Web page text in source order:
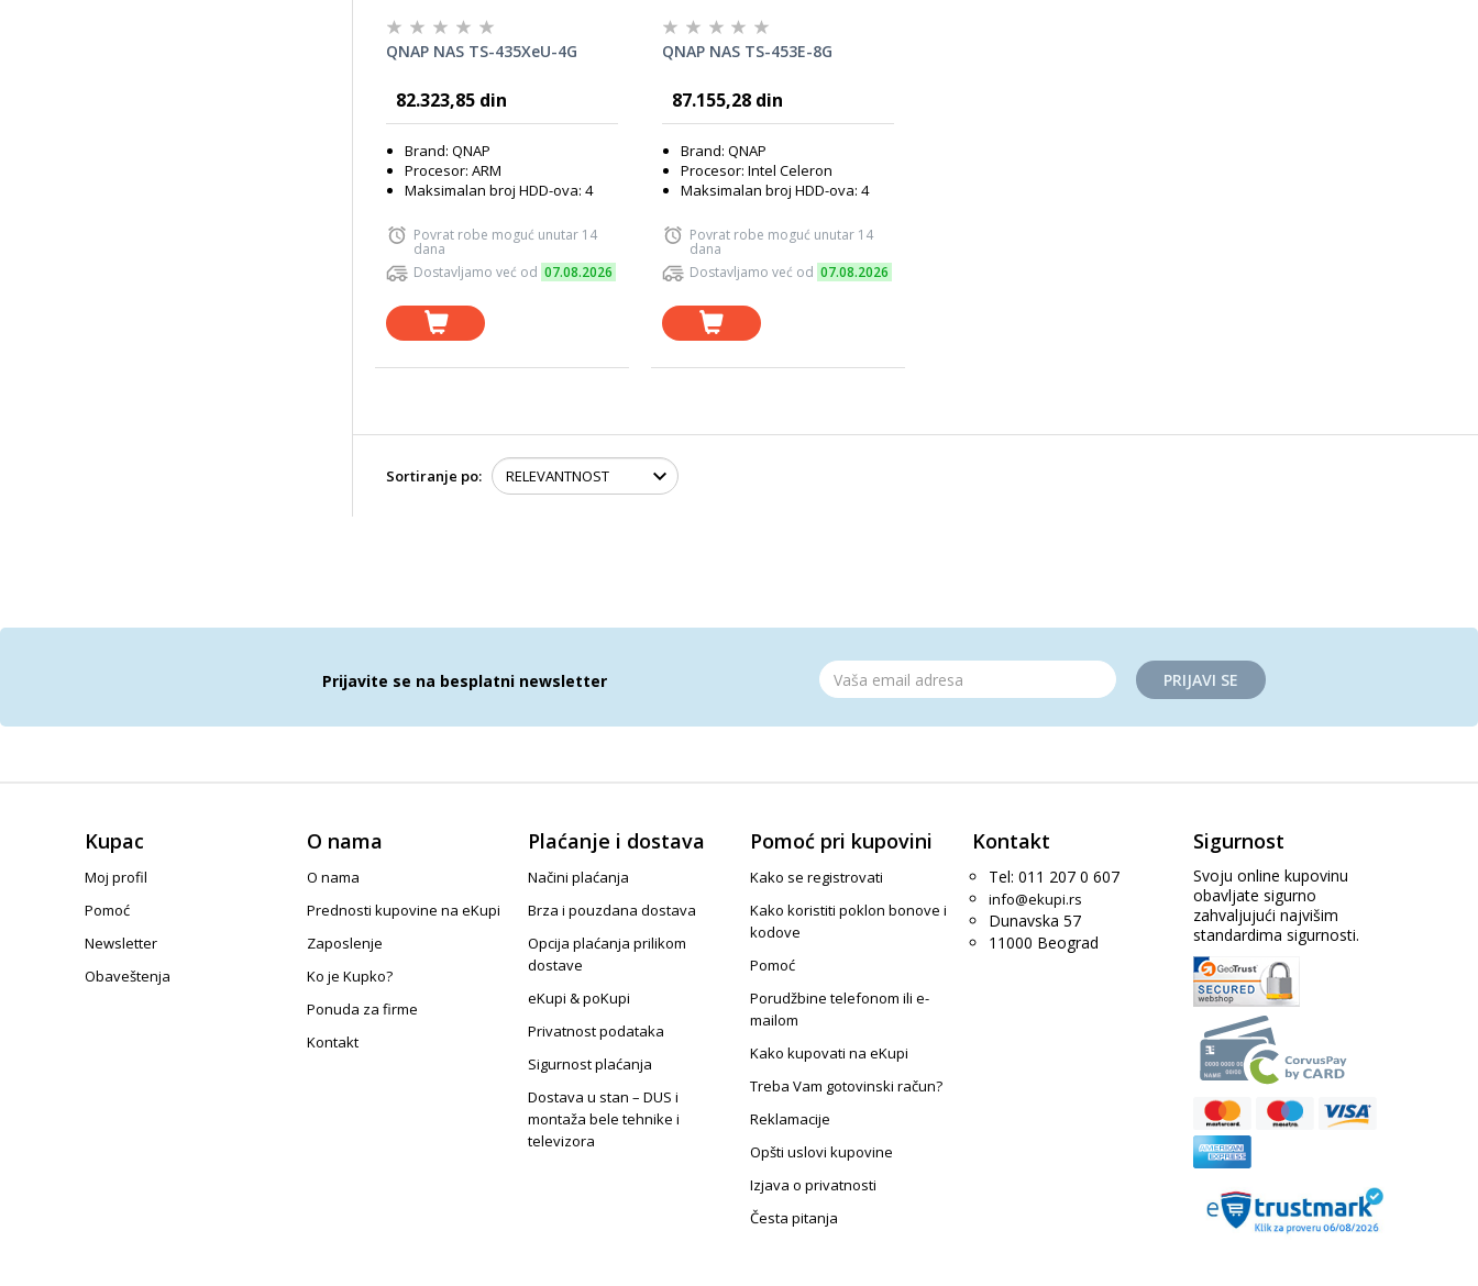
QNAP NAS TS-435XeU-4G
82.323,85 din
Brand: QNAP
Procesor: ARM
Maksimalan broj HDD-ova: 4
Povrat robe moguć unutar 14
dana
Dostavljamo već od 07.08.2026
QNAP NAS TS-453E-8G
87.155,28 din
Brand: QNAP
Procesor: Intel Celeron
Maksimalan broj HDD-ova: 4
Povrat robe moguć unutar 14
dana
Dostavljamo već od 07.08.2026
Sortiranje po:
Prijavite se na besplatni newsletter PRIJAVI SE
Kupac
Moj profil
Pomoć
Newsletter
Obaveštenja
O nama
O nama
Prednosti kupovine na eKupi
Zaposlenje
Ko je Kupko?
Ponuda za firme
Kontakt
Plaćanje i dostava
Načini plaćanja
Brza i pouzdana dostava
Opcija plaćanja prilikom
dostave
eKupi & poKupi
Privatnost podataka
Sigurnost plaćanja
Dostava u stan – DUS i
montaža bele tehnike i
televizora
Pomoć pri kupovini
Kako se registrovati
Kako koristiti poklon bonove i
kodove
Pomoć
Porudžbine telefonom ili e-
mailom
Kako kupovati na eKupi
Treba Vam gotovinski račun?
Reklamacije
Opšti uslovi kupovine
Izjava o privatnosti
Česta pitanja
Kontakt
Tel: 011 207 0 607
info@ekupi.rs
Dunavska 57
11000 Beograd
Sigurnost
Svoju online kupovinu
obavljate sigurno
zahvaljujući najvišim
standardima sigurnosti.